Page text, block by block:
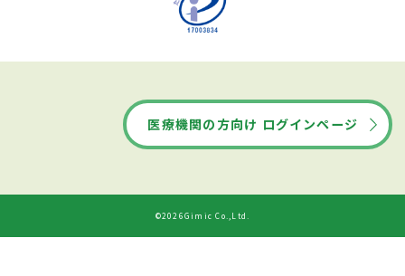
医療機関の方向け ログインページ
©2026Gimic Co.,Ltd.